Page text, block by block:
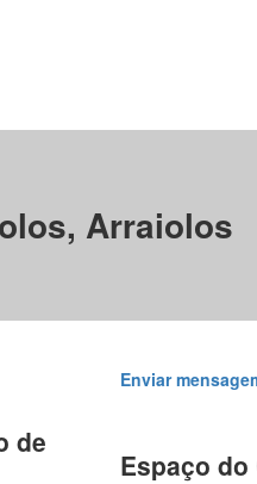
Arraiolos
de
Enviar
Espaço do